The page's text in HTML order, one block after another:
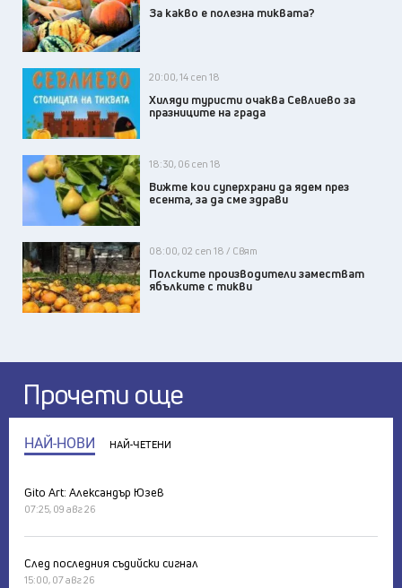
За какво е полезна тиквата?
20:00, 14 сеп 18
Хиляди туристи очаква Севлиево за
празниците на града
18:30, 06 сеп 18
Вижте кои суперхрани да ядем през
есента, за да сме здрави
08:00, 02 сеп 18 / Свят
Полските производители заместват
ябълките с тикви
Прочети още
НАЙ-НОВИ НАЙ-ЧЕТЕНИ
Gito Art: Александър Юзев
07:25, 09 авг 26
След последния съдийски сигнал
15:00, 07 авг 26